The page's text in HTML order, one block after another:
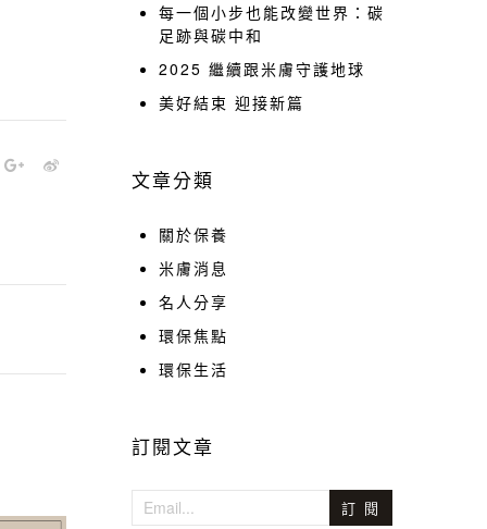
每一個小步也能改變世界：碳
足跡與碳中和
2025 繼續跟米膚守護地球
美好結束 迎接新篇
文章分類
關於保養
米膚消息
名人分享
環保焦點
環保生活
訂閱文章
訂 閱